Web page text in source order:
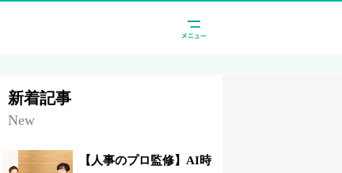
新着記事
New
【人事のプロ監修】AI時